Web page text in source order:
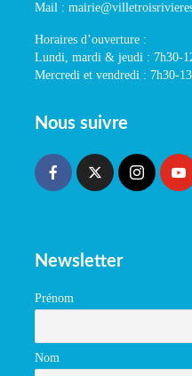
Mail :
Horaires d’ouverture :
Lundi, mardi & jeudi : 7h30-
Mercredi et vendredi : 7h30-
Nous suivre
Newsletter
Prénom
Nom